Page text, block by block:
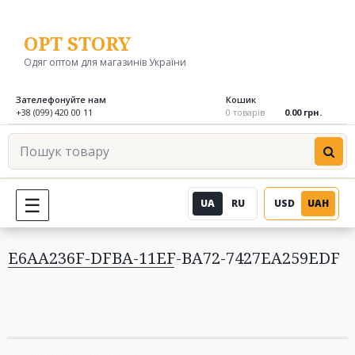
вмістуOPT STORY
Одяг оптом для магазинів України
Зателефонуйте нам
+38 (099) 420 00 11
Кошик
0 товарів
0.00 грн.
Пошук
товару
UA RU USD UAH
E6AA236F-DFBA-11EF-BA72-7427EA259EDF